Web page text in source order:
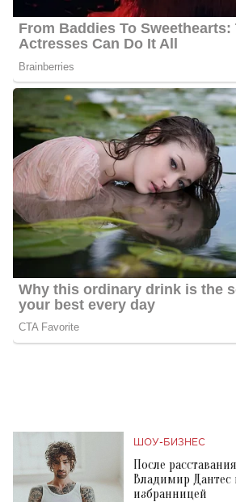
ШОУ-БИЗНЕС
После
Владимир Дантес
избранницей